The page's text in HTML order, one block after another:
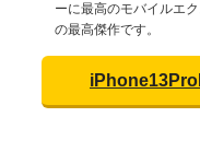
ーに最高のモバイルエ
の最高傑作です。